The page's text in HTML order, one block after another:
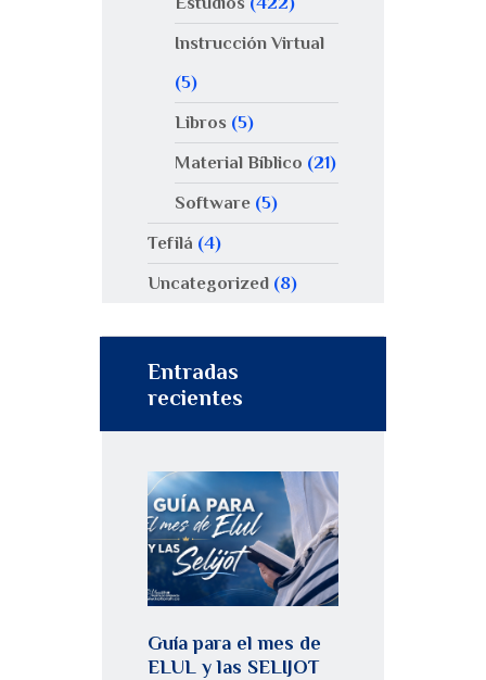
Instrucción Virtual
(5)
Libros (5)
Material Bíblico (21)
Software(5)
Tefilá (4)
Uncategorized (8)
Entradas
recientes
Guía para el mes de
ELUL y las SELIJOT